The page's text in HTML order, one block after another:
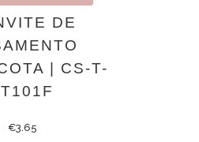
DE
| CS-T-
€3.65